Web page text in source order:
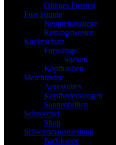
Offenes Fussteil
Fuer Hunde
Neoprenanzuege
Rettungswesten
Kaelteschutz
Fuesslinge
Socken
Kopfhauben
Merchandise
Accessoires
Kopfbedeckungen
Sonnenbrillen
Schnorchel
Shop
Schwimmausruestung
Badekappe